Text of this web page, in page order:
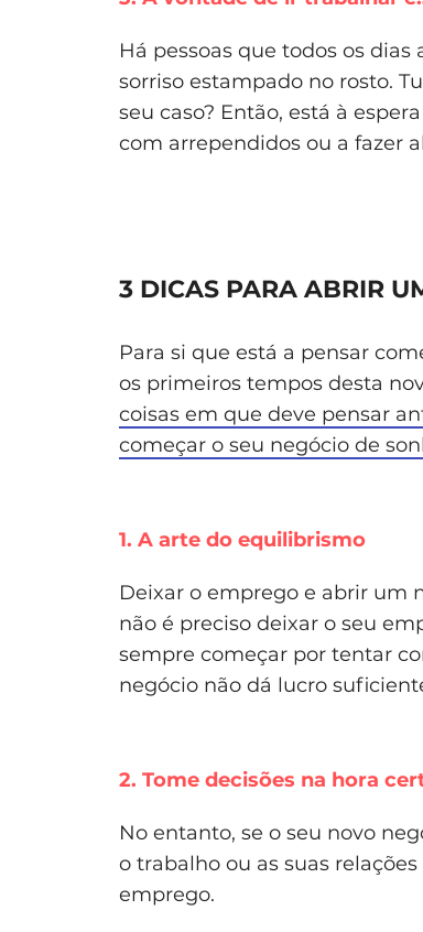
Há pessoas que todos os
sorriso estampado no rosto.
seu caso? Então, está à
com arrependidos ou a fazer
3 DICAS PARA ABRIR
Para si que está a pensar
os primeiros tempos desta
coisas em que deve pensar
começar o seu negócio de
1. A arte do equilibrismo
Deixar o emprego e abrir um
não é preciso deixar o seu
sempre começar por tentar
negócio não dá lucro
2. Tome decisões na hora
No entanto, se o seu novo
o trabalho ou as suas
emprego.